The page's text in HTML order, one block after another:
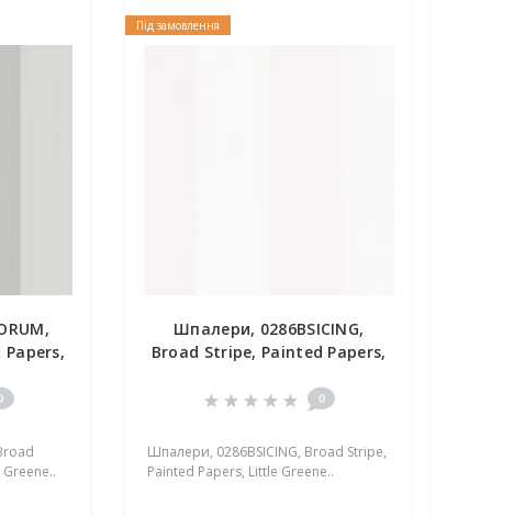
Під замовлення
Шпалери, 0286BSICING,
Broad Stripe, Painted Papers,
0
Шпалери, 0286BSICING, Broad Stripe,
Painted Papers, Little Greene..